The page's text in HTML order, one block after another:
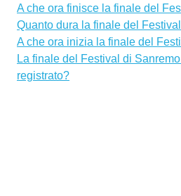
A che ora finisce la finale del
Quanto dura la finale del
A che ora inizia la finale del
La finale del Festival di
registrato?